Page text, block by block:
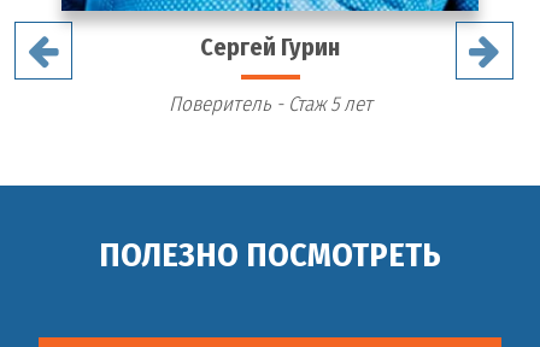
Сергей Гурин
Поверитель - Стаж 5 лет
ПОЛЕЗНО ПОСМОТРЕТЬ